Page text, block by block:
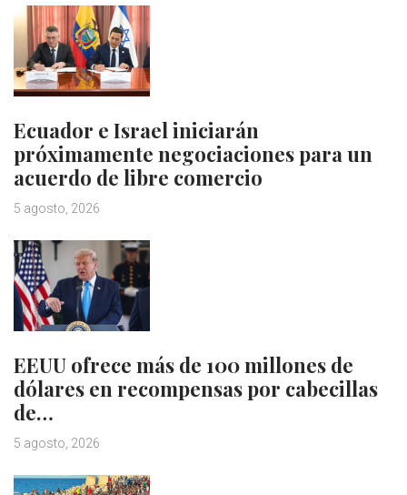
Ecuador e Israel iniciarán
próximamente negociaciones para un
acuerdo de libre comercio
5 agosto, 2026
EEUU ofrece más de 100 millones de
dólares en recompensas por cabecillas
de…
5 agosto, 2026